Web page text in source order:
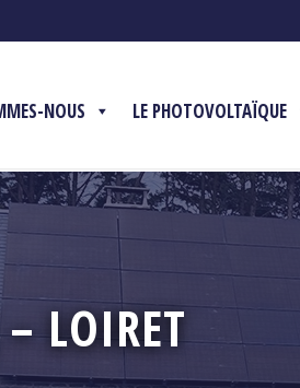
NOUS LE PHOTOVOLTAÏQUE
LOIRET